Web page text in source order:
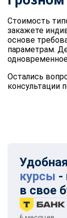
Стоимость
закажете
основе
параметрам.
Остались
консультации
Удобная
курсы -
в свое